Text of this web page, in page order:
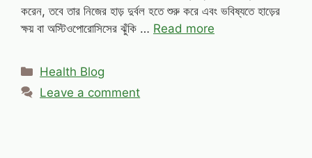
করেন, তবে তার নিজের হাড় দুর্বল হতে শুরু করে এবং ভবিষ্যতে হাড়ের
ক্ষয় বা অস্টিওপোরোসিসের ঝুঁকি … Read more
Categories
Health Blog
Leave a comment